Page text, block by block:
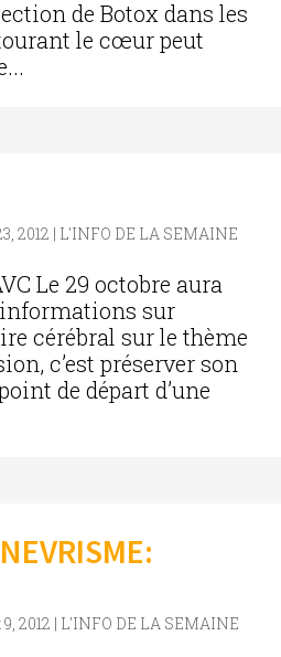
de Botox dans les
le cœur peut
2012 | L'INFO DE LA SEMAINE
Le 29 octobre aura
sur
cérébral sur le thème
c’est préserver son
de départ d’une
2012 | L'INFO DE LA SEMAINE